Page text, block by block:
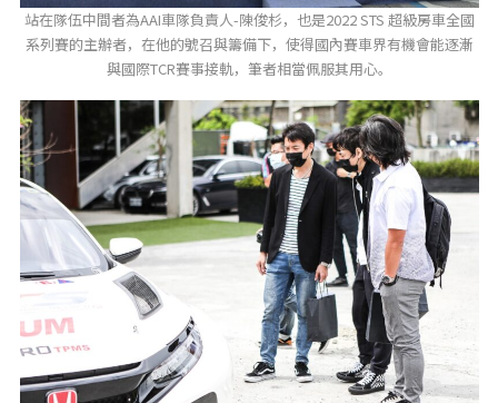
站在隊伍中間者為AAI車隊負責人-陳俊杉，也是2022 STS 超級房車全國
系列賽的主辦者，在他的號召與籌備下，使得國內賽車界有機會能逐漸
與國際TCR賽事接軌，筆者相當佩服其用心。